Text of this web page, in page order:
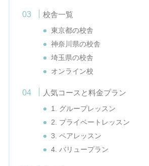
校舎一覧
東京都の校舎
神奈川県の校舎
埼玉県の校舎
オンライン校
人気コースと料金プラン
1. グループレッスン
2. プライベートレッスン
3. ペアレッスン
4. バリュープラン